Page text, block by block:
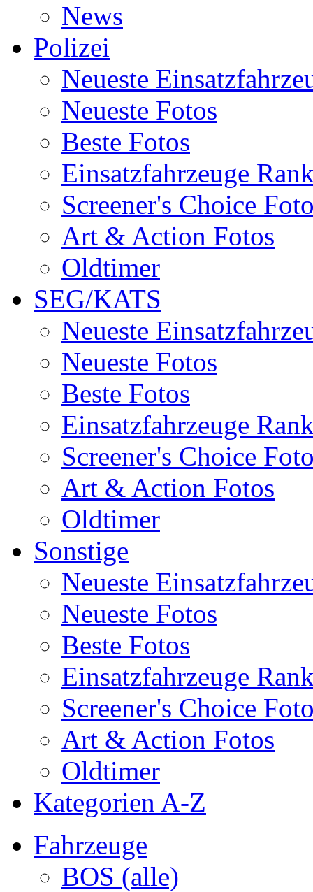
News
Polizei
Neueste
Neueste Fotos
Beste Fotos
Einsatzfahrzeuge
Screener's Choice
Art & Action Fotos
Oldtimer
SEG/KATS
Neueste
Neueste Fotos
Beste Fotos
Einsatzfahrzeuge
Screener's Choice
Art & Action Fotos
Oldtimer
Sonstige
Neueste
Neueste Fotos
Beste Fotos
Einsatzfahrzeuge
Screener's Choice
Art & Action Fotos
Oldtimer
Kategorien A-Z
Fahrzeuge
BOS (alle)